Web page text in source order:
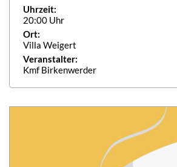
Uhrzeit:
20:00 Uhr
Ort:
Villa Weigert
Veranstalter:
Kmf Birkenwerder